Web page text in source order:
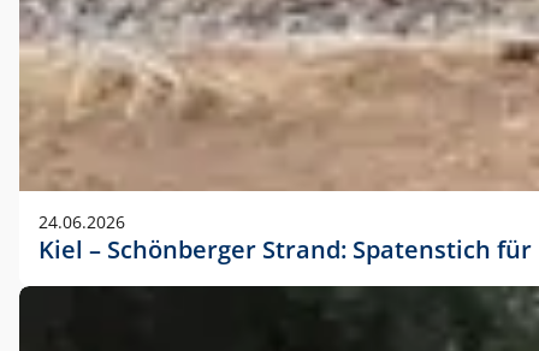
24.06.2026
Kiel – Schönberger Strand: Spatenstich